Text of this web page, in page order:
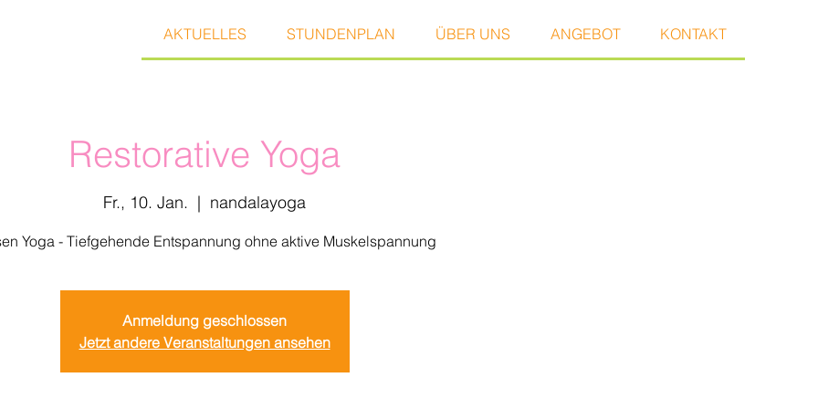
AKTUELLES STUNDENPLAN ÜBER UNS ANGEBOT KONTAKT
Restorative Yoga
Fr., 10. Jan.
  |
nandalayoga
Yoga - Tiefgehende Entspannung ohne aktive Muskelspannung
Anmeldung geschlossen
Jetzt andere Veranstaltungen ansehen